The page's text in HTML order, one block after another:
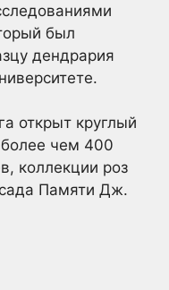
был
дендрария
открыт круглый
чем 400
коллекции роз
Памяти Дж.